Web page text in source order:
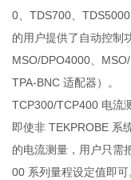
0、TDS700、
的用户提供了自动控制
MSO/DPO4000、
TPA-BNC 适配器）。
TCP300/TCP400 电流
即使非 TEKPROBE 系
的电流测量，用户只需
00 系列量程设定值即可